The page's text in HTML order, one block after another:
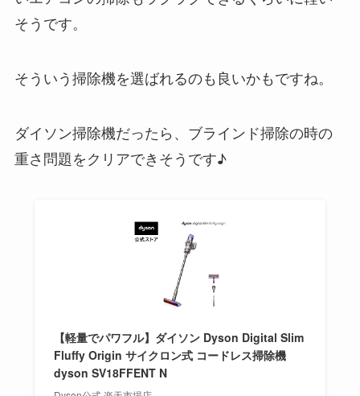
そうです。
そういう掃除機を選ばれるのも良いかもですね。
ダイソン掃除機だったら、ブラインド掃除の時の
重さ問題をクリアできそうです♪
【軽量でパワフル】ダイソン Dyson Digital Slim
Fluffy Origin サイクロン式 コードレス掃除機
dyson SV18FFENT N